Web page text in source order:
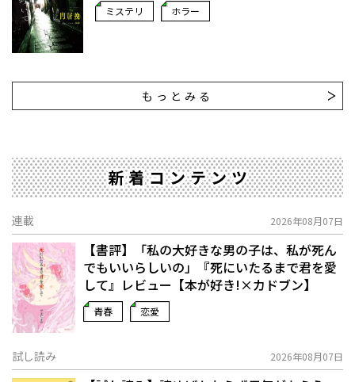
ミステリ ホラー
もっとみる
新着コンテンツ
連載 2026年08月07日
【書評】「私の大好きな男の子は、私が死ん
でもいいらしいの」――『死にいたるまで君を愛
して』レビュー【本が好き!×カドブン】
青春 恋愛
試し読み 2026年08月07日